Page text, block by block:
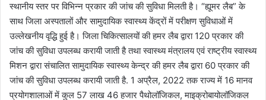
स्थानीय स्तर पर विभिन्न प्रकार की जांच की सुविधा मिलती है। “ह्यूमर लैब” के
साथ जिला अस्पतालों और सामुदायिक स्वास्थ्य केंद्रों में परीक्षण सुविधाओं में
उल्लेखनीय वृद्धि हुई है। जिला चिकित्सालयों की हमर लैब द्वारा 120 प्रकार की
जांच की सुविधा उपलब्ध करायी जाती है तथा स्वास्थ्य मंत्रालय एवं राष्ट्रीय स्वास्थ्य
मिशन द्वारा संचालित सामुदायिक स्वास्थ्य केन्द्र की हमर लैब द्वारा 60 प्रकार की
जांच की सुविधा उपलब्ध करायी जाती है. 1 अप्रैल, 2022 तक राज्य में 16 मानव
प्रयोगशालाओं में कुल 57 लाख 46 हजार पैथोलॉजिकल, माइक्रोबायोलॉजिकल